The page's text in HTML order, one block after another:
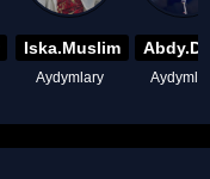
Iska.Muslim
Aydymlary